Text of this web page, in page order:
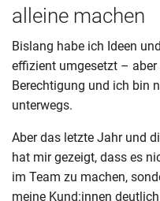
alleine machen
Bislang habe ich Ideen
effizient umgesetzt –
Berechtigung und ich bin
unterwegs.
Aber das letzte Jahr und
hat mir gezeigt, dass es
im Team zu machen,
meine Kund:innen